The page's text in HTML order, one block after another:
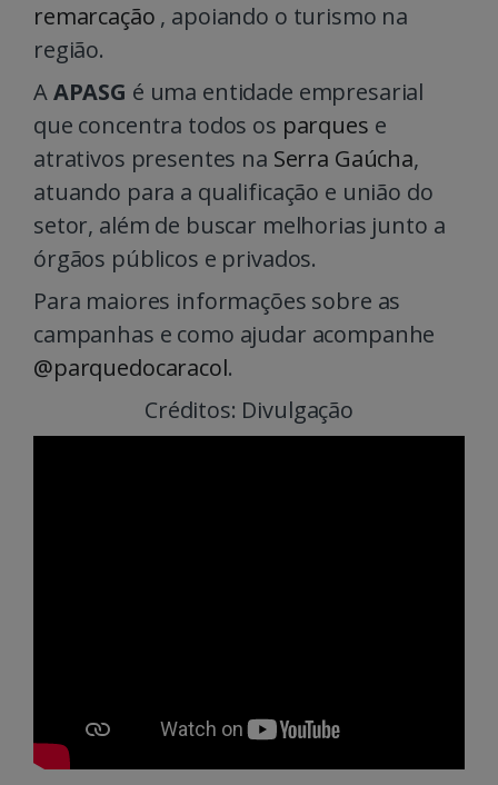
remarcação , apoiando o turismo na
região.
AAPASG é uma entidade empresarial
que concentra todos os parques e
atrativos presentes na Serra Gaúcha,
atuando para a qualificação e união do
setor, além de buscar melhorias junto a
órgãos públicos e privados.
Para maiores informações sobre as
campanhas e como ajudar acompanhe
@parquedocaracol.
Créditos: Divulgação